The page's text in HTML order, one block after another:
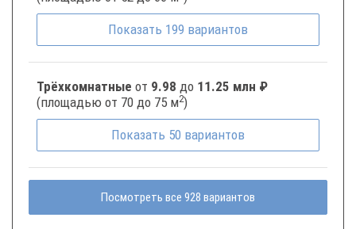
Показать 199 вариантов
Трёхкомнатные от 9.98 до 11.25 млн ₽
(площадью от 70 до 75 м2)
Показать 50 вариантов
Посмотреть все 928 вариантов